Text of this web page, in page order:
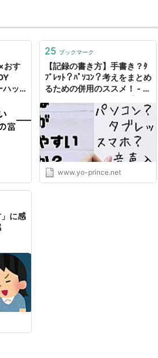
おす
ハッ
25 ブックマーク
【記録の書き方】手書き？ﾀ
ﾌﾞﾚｯﾄ？ﾊﾟｿｺﾝ？考えをまとめ
るための併用のススメ！ - す
しかるモダンなブログ】
www.yo-prince.net
」に感